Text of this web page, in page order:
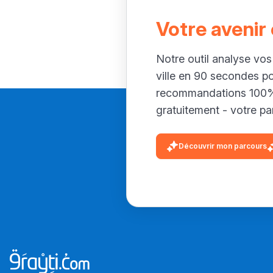
Votre avenir
Notre outil analyse
ville en 90 secondes
recommandations
gratuitement - votre
Découvrir mon parcours